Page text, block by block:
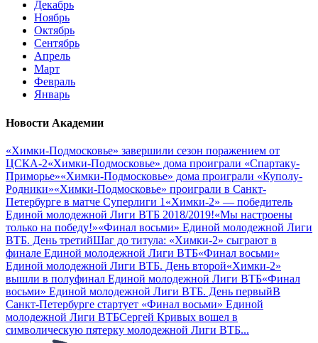
Декабрь
Ноябрь
Октябрь
Сентябрь
Апрель
Март
Февраль
Январь
Новости Академии
«Химки-Подмосковье» завершили сезон поражением от
ЦСКА-2«Химки-Подмосковье» дома проиграли «Спартаку-
Приморье»«Химки-Подмосковье» дома проиграли «Куполу-
Родники»«Химки-Подмосковье» проиграли в Санкт-
Петербурге в матче Суперлиги 1 «Химки-2» — победитель
Единой молодежной Лиги ВТБ 2018/2019!«Мы настроены
только на победу!»«Финал восьми» Единой молодежной Лиги
ВТБ. День третийШаг до титула: «Химки-2» сыграют в
финале Единой молодежной Лиги ВТБ«Финал восьми»
Единой молодежной Лиги ВТБ. День второй«Химки-2»
вышли в полуфинал Единой молодежной Лиги ВТБ«Финал
восьми» Единой молодежной Лиги ВТБ. День первыйВ
Санкт-Петербурге стартует «Финал восьми» Единой
молодежной Лиги ВТБСергей Кривых вошел в
символическую пятерку молодежной Лиги ВТБ...